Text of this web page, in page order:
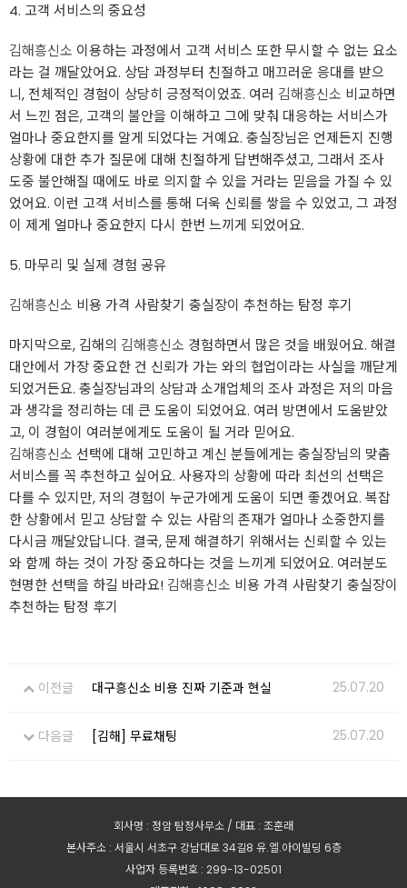
4. 고객 서비스의 중요성
김해흥신소 이용하는 과정에서 고객 서비스 또한 무시할 수 없는 요소
라는 걸 깨달았어요. 상담 과정부터 친절하고 매끄러운 응대를 받으
니, 전체적인 경험이 상당히 긍정적이었죠. 여러 김해흥신소 비교하면
서 느낀 점은, 고객의 불안을 이해하고 그에 맞춰 대응하는 서비스가
얼마나 중요한지를 알게 되었다는 거예요. 충실장님은 언제든지 진행
상황에 대한 추가 질문에 대해 친절하게 답변해주셨고, 그래서 조사
도중 불안해질 때에도 바로 의지할 수 있을 거라는 믿음을 가질 수 있
었어요. 이런 고객 서비스를 통해 더욱 신뢰를 쌓을 수 있었고, 그 과정
이 제게 얼마나 중요한지 다시 한번 느끼게 되었어요.
5. 마무리 및 실제 경험 공유
김해흥신소 비용 가격 사람찾기 충실장이 추천하는 탐정 후기
마지막으로, 김해의 김해흥신소 경험하면서 많은 것을 배웠어요. 해결
대안에서 가장 중요한 건 신뢰가 가는 와의 협업이라는 사실을 깨닫게
되었거든요. 충실장님과의 상담과 소개업체의 조사 과정은 저의 마음
과 생각을 정리하는 데 큰 도움이 되었어요. 여러 방면에서 도움받았
고, 이 경험이 여러분에게도 도움이 될 거라 믿어요.
김해흥신소 선택에 대해 고민하고 계신 분들에게는 충실장님의 맞춤
서비스를 꼭 추천하고 싶어요. 사용자의 상황에 따라 최선의 선택은
다를 수 있지만, 저의 경험이 누군가에게 도움이 되면 좋겠어요. 복잡
한 상황에서 믿고 상담할 수 있는 사람의 존재가 얼마나 소중한지를
다시금 깨달았답니다. 결국, 문제 해결하기 위해서는 신뢰할 수 있는
와 함께 하는 것이 가장 중요하다는 것을 느끼게 되었어요. 여러분도
현명한 선택을 하길 바라요! 김해흥신소 비용 가격 사람찾기 충실장이
추천하는 탐정 후기
이전글 대구흥신소 비용 진짜 기준과 현실 25.07.20
다음글 [김해] 무료채팅 25.07.20
회사명 : 정암 탐정사무소 / 대표 : 조훈래
본사주소 : 서울시 서초구 강남대로 34길8 유.엘.아이빌딩 6층
사업자 등록번호 : 299-13-02501